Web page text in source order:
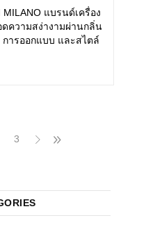
ดดเด่นอย่างลงตัว
แบรนด์เครื่อง
ความสง่างามผ่านกลิ่น
ารออกแบบ และสไตล์
ลักชัวรีดีไซน์เอกลักษณ์
3